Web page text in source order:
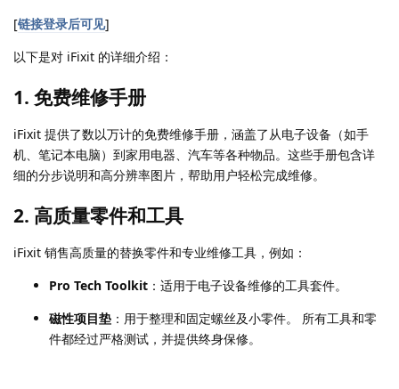
[链接登录后可见]
以下是对 iFixit 的详细介绍：
1. 免费维修手册
iFixit 提供了数以万计的免费维修手册，涵盖了从电子设备（如手
机、笔记本电脑）到家用电器、汽车等各种物品。这些手册包含详
细的分步说明和高分辨率图片，帮助用户轻松完成维修。
2. 高质量零件和工具
iFixit 销售高质量的替换零件和专业维修工具，例如：
Pro Tech Toolkit ：适用于电子设备维修的工具套件。
磁性项目垫 ：用于整理和固定螺丝及小零件。 所有工具和零
件都经过严格测试，并提供终身保修。